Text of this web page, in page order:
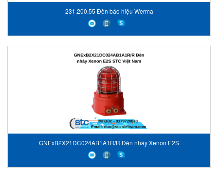
231.200.55 Đèn báo hiệu Werma
GNExB2X21DC024AB1A1R/R Đèn nháy Xenon E2S